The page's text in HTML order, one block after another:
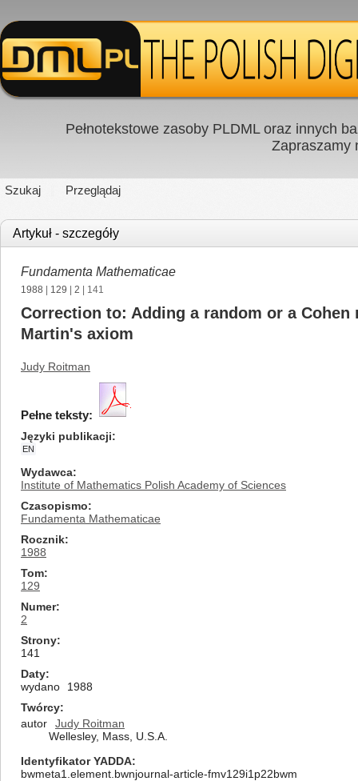
Pełnotekstowe zasoby PLDML oraz innych
Zapraszamy
Szukaj Przeglądaj
Artykuł - szczegóły
Fundamenta Mathematicae
1988 129 2 | 141
Correction to: Adding a random or a
Martin's axiom
Judy Roitman
Pełne teksty:
Języki publikacji
EN
Wydawca
Institute of Mathematics Polish Academy of Sciences
Czasopismo
Fundamenta Mathematicae
Rocznik
1988
Tom
129
Numer
2
Strony
141
Daty
wydano
1988
Twórcy
autor
Judy Roitman
Wellesley, Mass, U.S.A.
Identyfikator YADDA
bwmeta1.element.bwnjournal-article-fmv129i1p22bwm